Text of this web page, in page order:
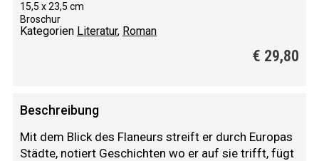
15,5 x 23,5 cm
Broschur
Kategorien Literatur, Roman
€ 29,80
Beschreibung
Mit dem Blick des Flaneurs streift er durch Europas
Städte, notiert Geschichten wo er auf sie trifft, fügt